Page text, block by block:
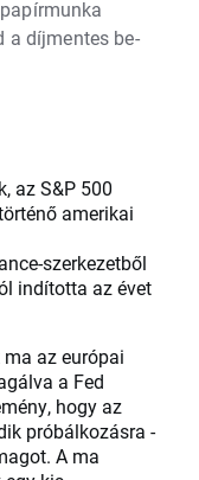
a díjmentes be-
az S&P 500
amerikai
szerkezetből
indította az évet
az európai
a Fed
hogy az
próbálkozásra -
A ma